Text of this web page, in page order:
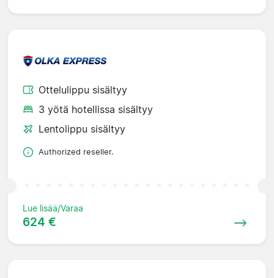
Ottelulippu sisältyy
3 yötä hotellissa sisältyy
Lentolippu sisältyy
Authorized reseller.
Lue lisää/Varaa
624 €